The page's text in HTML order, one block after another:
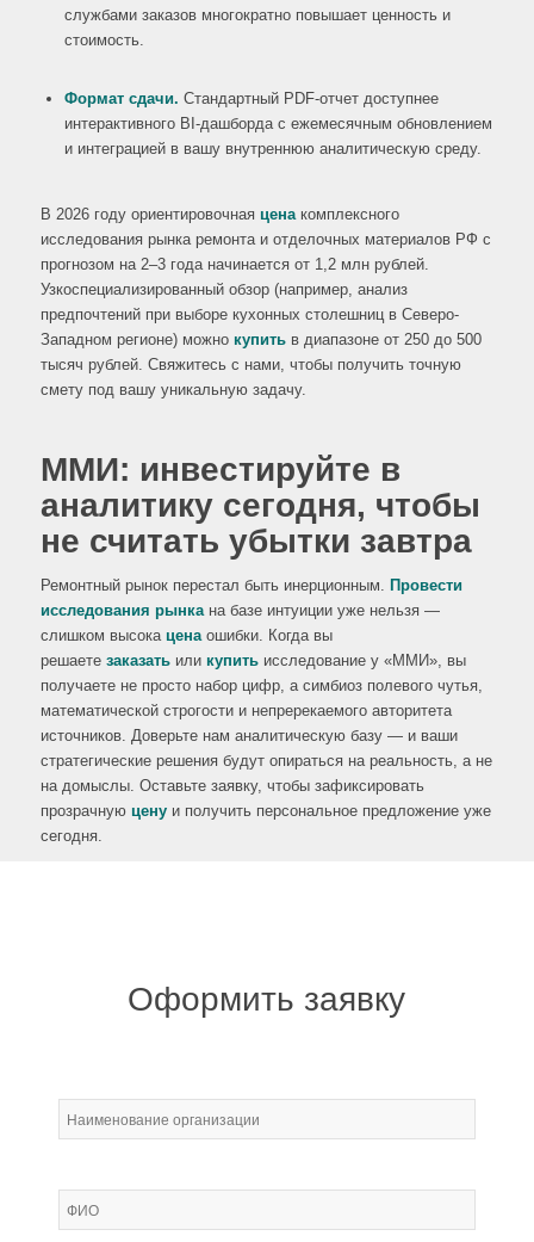
службами заказов многократно повышает ценность и
стоимость.
Формат сдачи. Стандартный PDF-отчет доступнее
интерактивного BI-дашборда с ежемесячным обновлением
и интеграцией в вашу внутреннюю аналитическую среду.
В 2026 году ориентировочная ценакомплексного
исследования рынка ремонта и отделочных материалов РФ с
прогнозом на 2–3 года начинается от 1,2 млн рублей.
Узкоспециализированный обзор (например, анализ
предпочтений при выборе кухонных столешниц в Северо-
Западном регионе) можно купитьв диапазоне от 250 до 500
тысяч рублей. Свяжитесь с нами, чтобы получить точную
смету под вашу уникальную задачу.
ММИ: инвестируйте в
аналитику сегодня, чтобы
не считать убытки завтра
Ремонтный рынок перестал быть инерционным. Провести
исследования рынкана базе интуиции уже нельзя —
слишком высока ценаошибки. Когда вы
решаете заказатьили купитьисследование у «ММИ», вы
получаете не просто набор цифр, а симбиоз полевого чутья,
математической строгости и непререкаемого авторитета
источников. Доверьте нам аналитическую базу — и ваши
стратегические решения будут опираться на реальность, а не
на домыслы. Оставьте заявку, чтобы зафиксировать
прозрачную ценуи получить персональное предложение уже
сегодня.
Оформить заявку